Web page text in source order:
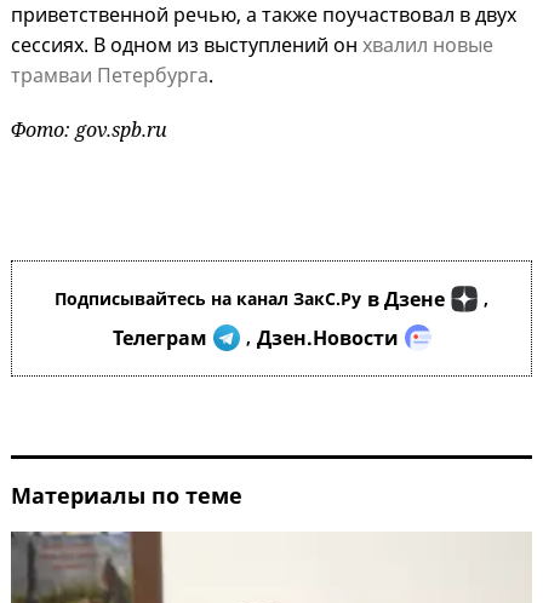
приветственной речью, а также поучаствовал в двух
сессиях. В одном из выступлений он хвалил новые
трамваи Петербурга.
Фото: gov.spb.ru
Подписывайтесь на канал ЗакС.Ру в Дзене ,
Телеграм , Дзен.Новости
Материалы по теме